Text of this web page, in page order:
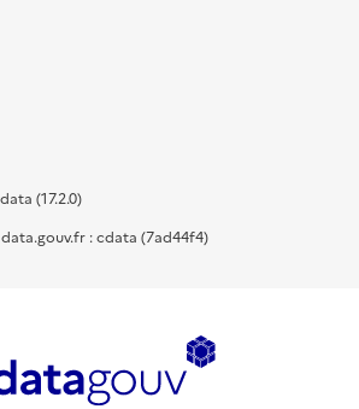
(17.2.0)
: cdata (7ad44f4)